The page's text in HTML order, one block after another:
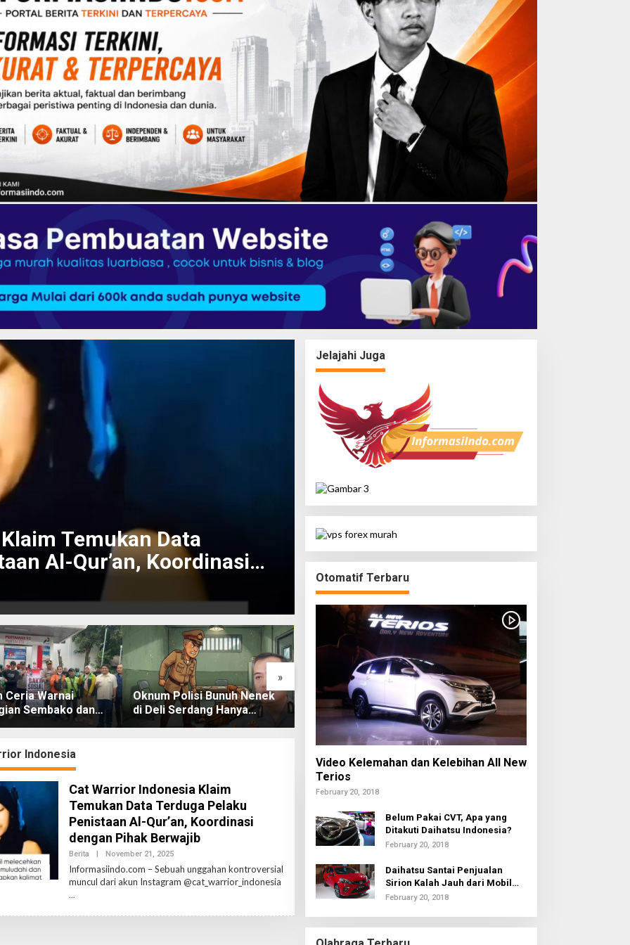
Temukan Data
Al-Qur’an, Koordinasi
»
Ceria Warnai
Sembako dan
bagi Warga
Oknum Polisi Bunuh Nenek
di Deli Serdang Hanya
Karena Ini….
Aktivis Lamongan Kawal
Kasus Kades Brengkok,
Kejari Terbitkan Tanda
Terima Resmi
Inovasi Srikandi Care, Cara
Polres Lamongan Dekatkan
Diri ke Masyarakat
Indonesia
Cat Warrior Indonesia Klaim
Temukan Data Terduga Pelaku
Penistaan Al-Qur’an, Koordinasi
dengan Pihak Berwajib
Berita | November 21, 2025B
I
N
Informasiindo.com – Sebuah unggahan kontroversial
muncul dari akun Instagram @cat_warrior_indonesia
Jelajahi Juga
Otomatif Terbaru
Video Kelemahan dan Kelebihan All New
Terios
February 20, 2018
Belum Pakai CVT, Apa yang
Ditakuti Daihatsu Indonesia?
February 20, 2018
Daihatsu Santai Penjualan
Sirion Kalah Jauh dari Mobil
LCGC
February 20, 2018